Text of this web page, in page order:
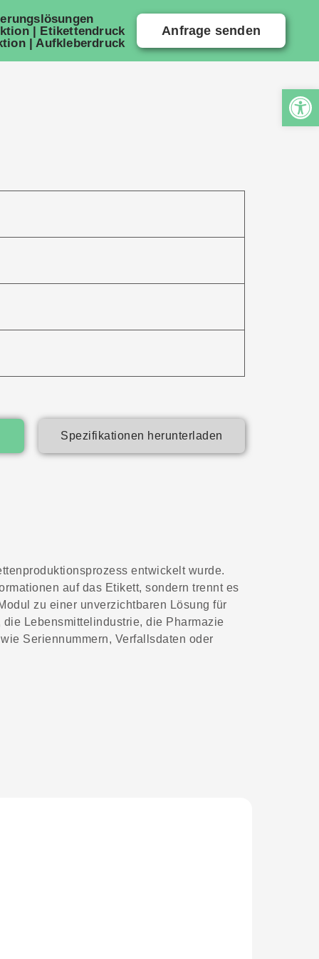
| Etikettendruck
| Aufkleberdruck
Anfrage senden
Spezifikationen herunterladen
entwickelt wurde.
auf das Etikett, sondern trennt es
zu einer unverzichtbaren Lösung für
Lebensmittelindustrie, die Pharmazie
Seriennummern, Verfallsdaten oder